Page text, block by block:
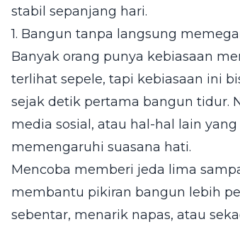
stabil sepanjang hari.
1. Bangun tanpa langsung
Banyak orang punya kebiasaan
terlihat sepele, tapi kebiasaan ini
sejak detik pertama bangun tidur.
media sosial, atau hal-hal lain
memengaruhi suasana hati.
Mencoba memberi jeda lima
membantu pikiran bangun lebih
sebentar, menarik napas, atau